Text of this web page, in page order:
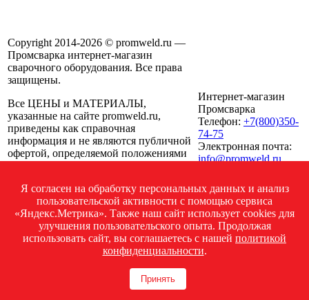
Copyright 2014-2026 © promweld.ru —
Промсварка интернет-магазин
сварочного оборудования. Все права
защищены.
Все ЦЕНЫ и МАТЕРИАЛЫ,
указанные на сайте promweld.ru,
приведены как справочная
информация и не являются публичной
офертой, определяемой положениями
Для получения подробной
информации о стоимости, сроках и
условиях поставки просьба обращаться
по указанным на сайте телефонам.
Посмотреть на карте
Политика конфиденциальности
Интернет-магазин
Промсварка
Телефон: +7(800)350-
74-75
Электронная почта:
info@promweld.ru
14:00; ВС выходной
Я согласен на обработку персональных данных и анализ
пользовательской активности с помощью сервиса
«Яндекс.Метрика». Также наш сайт использует cookies для
улучшения пользовательского опыта. Продолжая
использовать сайт, вы соглашаетесь с нашей политикой
конфиденциальности.
Принять